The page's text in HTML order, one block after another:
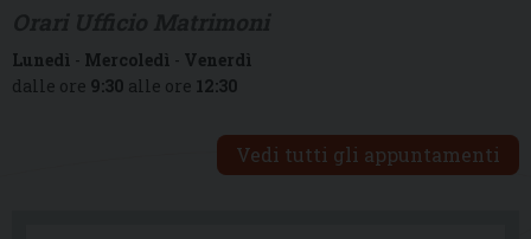
Lunedì - Mercoledì - Venerdì
dalle ore 9:30 alle ore 12:30
Vedi tutti gli appuntamenti